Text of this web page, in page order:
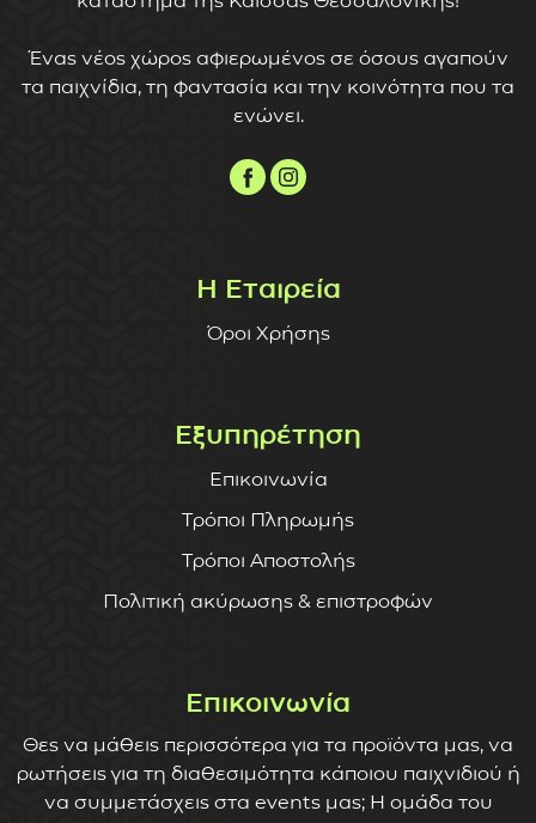
Ένας νέος χώρος αφιερωμένος σε όσους αγαπούν
τα παιχνίδια, τη φαντασία και την κοινότητα που τα
ενώνει.
Η Εταιρεία
Όροι Χρήσης
Εξυπηρέτηση
Επικοινωνία
Τρόποι Πληρωμής
Τρόποι Αποστολής
Πολιτική ακύρωσης & επιστροφών
Επικοινωνία
Θες να μάθεις περισσότερα για τα προϊόντα μας, να
ρωτήσεις για τη διαθεσιμότητα κάποιου παιχνιδιού ή
να συμμετάσχεις στα events μας; Η ομάδα του